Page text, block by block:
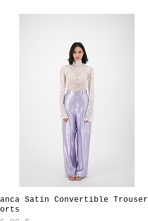
Aperçu rapide
Satin Convertible Trouser